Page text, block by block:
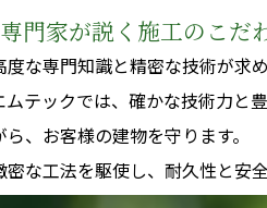
門家が説く施工のこだ
な専門知識と精密な技術が求め
ムテックでは、確かな技術力と
、お客様の建物を守ります。
な工法を駆使し、耐久性と安